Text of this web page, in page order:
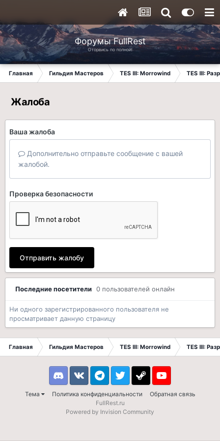
Форумы FullRest
Оторвись по полной!
Главная Гильдия Мастеров TES III: Morrowind TES III:
Жалоба
Ваша жалоба
Дополнительно отправьте сообщение с вашей
жалобой.
Проверка безопасности
Отправить жалобу
Последние посетители 0 пользователей онлайн
Ни одного зарегистрированного пользователя не
просматривает данную страницу
Главная Гильдия Мастеров TES III: Morrowind TES III:
Тема Политика конфиденциальности Обратная связь
DiscordVK TelegramTwitter Steam Youtube
FullRest.ru
Powered by Invision Community